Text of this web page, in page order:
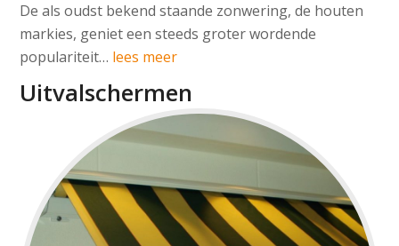
De als oudst bekend staande zonwering, de houten
markies, geniet een steeds groter wordende
populariteit… lees meer
Uitvalschermen